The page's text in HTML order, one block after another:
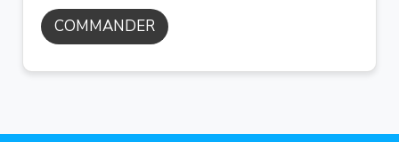
COMMANDER